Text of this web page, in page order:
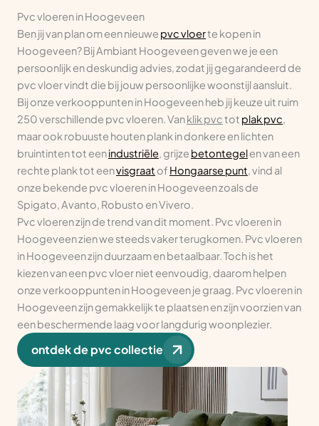
7907AB Hoogeveen
Openingstijden niet bekend
laminaat vloeren, pvc vloeren, tapijt, vinyl vloeren
Bezoek website
Pvc vloeren in Hoogeveen
Ben jij van plan om een nieuwe pvc vloerte kopen in
Hoogeveen? Bij Ambiant Hoogeveen geven we je een
persoonlijk en deskundig advies, zodat jij gegarandeerd de
pvc vloer vindt die bij jouw persoonlijke woonstijl aansluit.
Bij onze verkooppunten in Hoogeveen heb jij keuze uit ruim
250 verschillende pvc vloeren. Vanklik pvctot plak pvc,
maar ook robuuste houten plank in donkere en lichten
bruintinten tot eenindustriële, grijze betontegelen van een
rechte plank tot eenvisgraat of Hongaarse punt, vind al
onze bekende pvc vloeren in Hoogeveen zoals de
Spigato, Avanto, Robusto en Vivero.
Pvc vloeren zijn de trend van dit moment. Pvc vloeren in
Hoogeveen zien we steeds vaker terugkomen. Pvc vloeren
in Hoogeveen zijn duurzaam en betaalbaar. Toch is het
kiezen van een pvc vloer niet eenvoudig, daarom helpen
onze verkooppunten in Hoogeveen je graag. Pvc vloeren in
Hoogeveen zijn gemakkelijk te plaatsen en zijn voorzien van
een beschermende laag voor langdurig woonplezier.
ontdek de pvc collectie